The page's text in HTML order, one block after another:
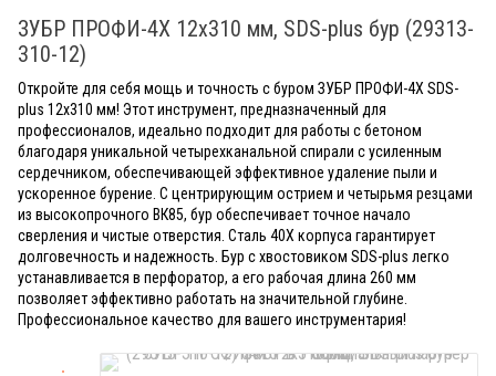
ЗУБР ПРОФИ-4Х 12x310 мм, SDS-plus бур (29313-
310-12)
Откройте для себя мощь и точность с буром ЗУБР ПРОФИ-4Х SDS-
plus 12x310 мм! Этот инструмент, предназначенный для
профессионалов, идеально подходит для работы с бетоном
благодаря уникальной четырехканальной спирали с усиленным
сердечником, обеспечивающей эффективное удаление пыли и
ускоренное бурение. С центрирующим острием и четырьмя резцами
из высокопрочного ВК85, бур обеспечивает точное начало
сверления и чистые отверстия. Сталь 40Х корпуса гарантирует
долговечность и надежность. Бур с хвостовиком SDS-plus легко
устанавливается в перфоратор, а его рабочая длина 260 мм
позволяет эффективно работать на значительной глубине.
Профессиональное качество для вашего инструментария!